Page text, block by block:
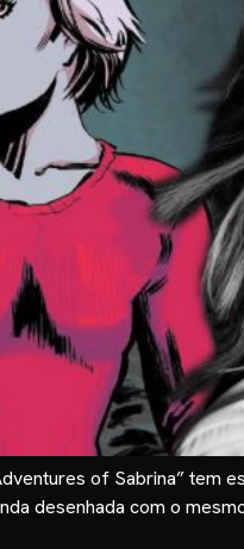
of Sabrina”
desenhada com o